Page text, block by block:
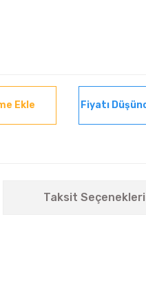
Fiyatı
Taksit Seçenekleri